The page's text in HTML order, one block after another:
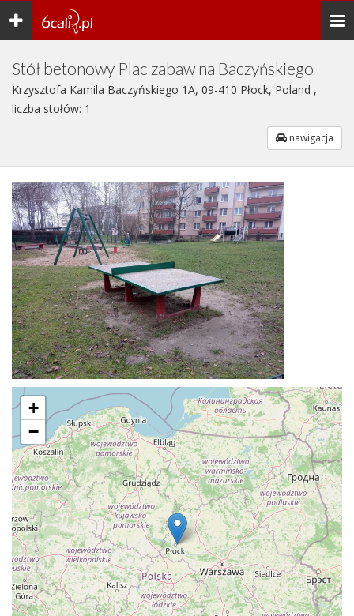
Toggle
navigation
Stół betonowy Plac zabaw na Baczyńskiego
Krzysztofa Kamila Baczyńskiego 1A, 09-410 Płock, Poland ,
liczba stołów: 1
nawigacja
+
−